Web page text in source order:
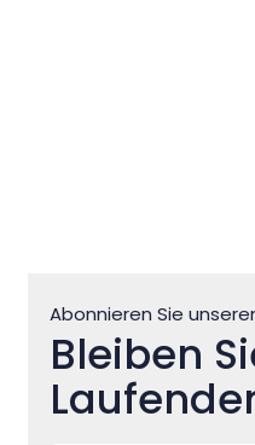
Abonnieren Sie
Bleiben